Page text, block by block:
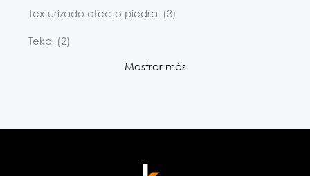
Texturizado efecto piedra (3)
Teka (2)
Mostrar más